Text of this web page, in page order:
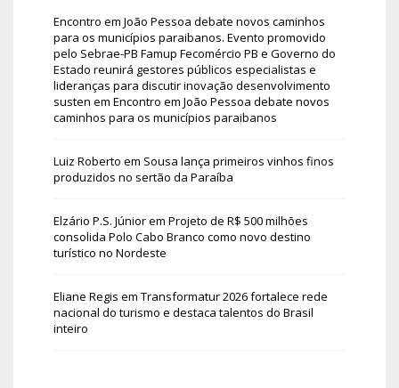
Encontro em João Pessoa debate novos caminhos
para os municípios paraibanos. Evento promovido
pelo Sebrae-PB Famup Fecomércio PB e Governo do
Estado reunirá gestores públicos especialistas e
lideranças para discutir inovação desenvolvimento
susten em Encontro em João Pessoa debate novos
caminhos para os municípios paraibanos
Luiz Roberto em Sousa lança primeiros vinhos finos
produzidos no sertão da Paraíba
Elzário P.S. Júniorem Projeto de R$ 500 milhões
consolida Polo Cabo Branco como novo destino
turístico no Nordeste
Eliane Regis em Transformatur 2026 fortalece rede
nacional do turismo e destaca talentos do Brasil
inteiro